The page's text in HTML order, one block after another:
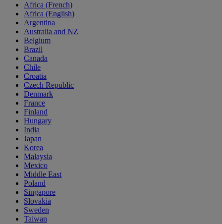
Africa (French)
Africa (English)
Argentina
Australia and NZ
Belgium
Brazil
Canada
Chile
Croatia
Czech Republic
Denmark
France
Finland
Hungary
India
Japan
Korea
Malaysia
Mexico
Middle East
Poland
Singapore
Slovakia
Sweden
Taiwan